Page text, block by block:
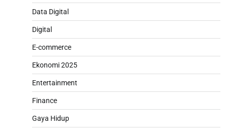
Data Digital
Digital
E-commerce
Ekonomi 2025
Entertainment
Finance
Gaya Hidup